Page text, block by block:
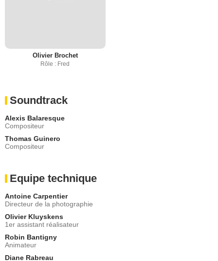
Olivier Brochet
Rôle : Fred
Soundtrack
Alexis Balaresque
Compositeur
Thomas Guinero
Compositeur
Equipe technique
Antoine Carpentier
Directeur de la photographie
Olivier Kluyskens
1er assistant réalisateur
Robin Bantigny
Animateur
Diane Rabreau